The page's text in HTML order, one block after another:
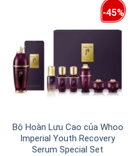
-45%
Bộ Hoàn Lưu Cao của Whoo
Imperial Youth Recovery
Serum Special Set